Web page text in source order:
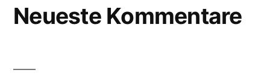
Neueste Kommentare